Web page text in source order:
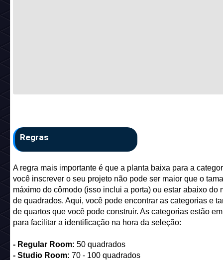
Regras
A regra mais importante é que a planta baixa para a
você inscrever o seu projeto não pode ser maior que o
máximo do cômodo (isso inclui a porta) ou estar abaixo do
de quadrados. Aqui, você pode encontrar as categorias e
de quartos que você pode construir. As categorias estão
para facilitar a identificação na hora da seleção:
- Regular Room: 50 quadrados
- Studio Room: 70 - 100 quadrados